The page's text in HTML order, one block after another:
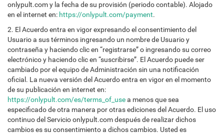
onlypult.com y la fecha de su provisión (periodo contable). Alojado
en el internet en: https://onlypult.com/payment.
2. El Acuerdo entra en vigor expresando el consentimiento del
Usuario a sus términos ingresando un nombre de Usuario y
contraseña y haciendo clic en “registrarse” o ingresando su correo
electrónico y haciendo clic en “suscribirse”. El Acuerdo puede ser
cambiado por el equipo de Administración sin una notificación
oficial. La nueva versión del Acuerdo entra en vigor en el momento
de su publicación en internet en:
https://onlypult.com/es/terms_of_usea menos que sea
especificado de otra manera por otras ediciones del Acuerdo. El uso
continuo del Servicio onlypult.com después de realizar dichos
cambios es su consentimiento a dichos cambios. Usted es